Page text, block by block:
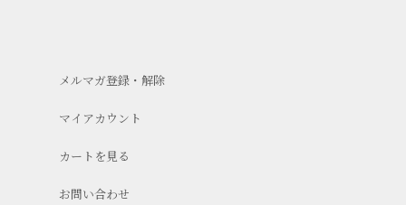
メルマガ登録・解除
マイアカウント
カートを見る
お問い合わせ